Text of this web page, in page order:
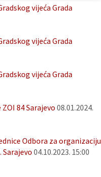
vijeća Grada
vijeća Grada
vijeća Grada
84 Sarajevo 08.01.2024.
Odbora za organizaciju
Sarajevo 04.10.2023. 15:00